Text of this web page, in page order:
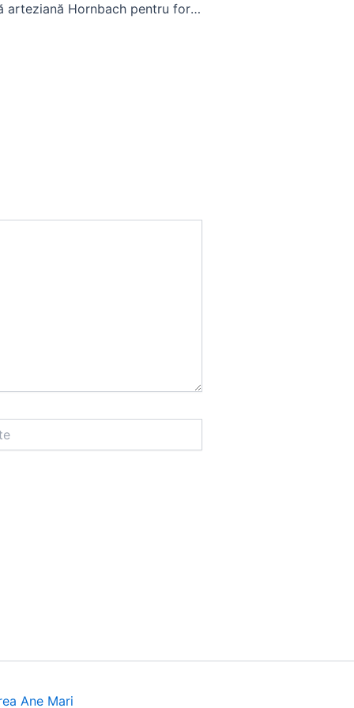
Pompa fantană arteziană Hornbach pentru foraje și puțuri
Ane Mari